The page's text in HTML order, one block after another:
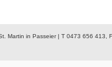
Martin in Passeier | T 0473 656 413,